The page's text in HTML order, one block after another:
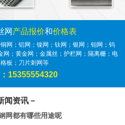
网 产品报价和价格表
网；铝网；镍网；钛网；银网；钼网；钨
网；黄金网；金属丝；护栏网；隔离栅；电
板；刀片刺网等
15355554320
闻资讯－
网都有哪些用途呢